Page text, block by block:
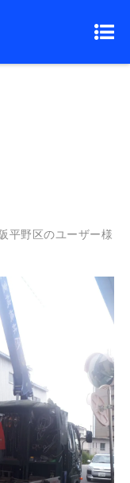
平野区のユーザー様